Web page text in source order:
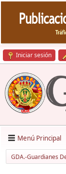
Iniciar sesión
Menú Principal
GDA.-Guardianes